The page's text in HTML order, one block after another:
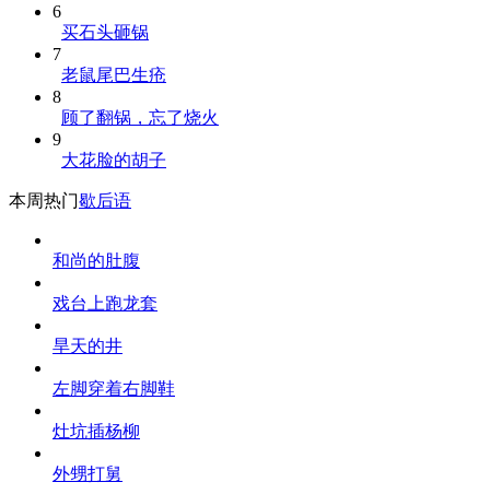
6
买石头砸锅
7
老鼠尾巴生疮
8
顾了翻锅，忘了烧火
9
大花脸的胡子
本周热门歇后语
和尚的肚腹
戏台上跑龙套
旱天的井
左脚穿着右脚鞋
灶坑插杨柳
外甥打舅